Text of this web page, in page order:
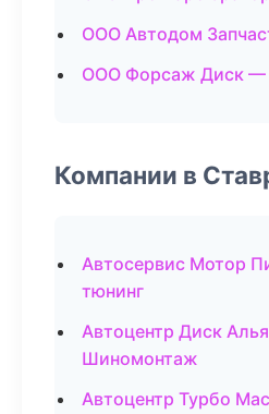
ООО Автодом
ООО Форсаж Диск —
Компании в
Автосервис Мотор
тюнинг
Автоцентр Диск
Шиномонтаж
Автоцентр Турбо